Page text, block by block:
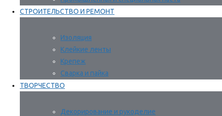
СТРОИТЕЛЬСТВО И РЕМОНТ
Изоляция
Клейкие ленты
Крепеж
Сварка и пайка
ТВОРЧЕСТВО
Декорирование и рукоделие